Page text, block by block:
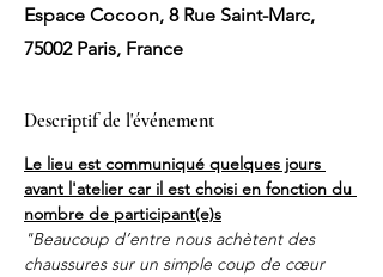
Espace Cocoon, 8 Rue Saint-Marc,
75002 Paris, France
Descriptif de l'événement
Le lieu est communiqué quelques jours
avant l'atelier car il est choisi en fonction du
nombre de participant(e)s
"Beaucoup d’entre nous achètent des
chaussures sur un simple coup de cœur